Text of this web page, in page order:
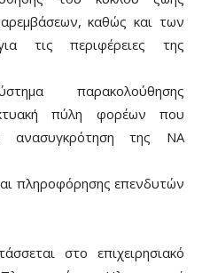
καθώς και των
τις περιφέρειες της
παρακολούθησης
πύλη φορέων που
ανασυγκρότηση της ΝΑ
πληροφόρησης επενδυτών
στο επιχειρησιακό